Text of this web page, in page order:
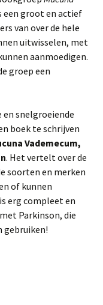
een groot en actief
van over de hele
uitwisselen, met
aanmoedigen.
groep een
en snelgroeiende
boek te schrijven
Vademecum,
. Het vertelt over de
soorten en merken
of kunnen
erg compleet en
Parkinson, die
gebruiken!